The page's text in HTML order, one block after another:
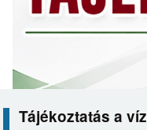
Tájékoztatás a